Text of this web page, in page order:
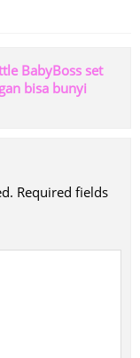
BabyBoss set
bisa bunyi
Required fields